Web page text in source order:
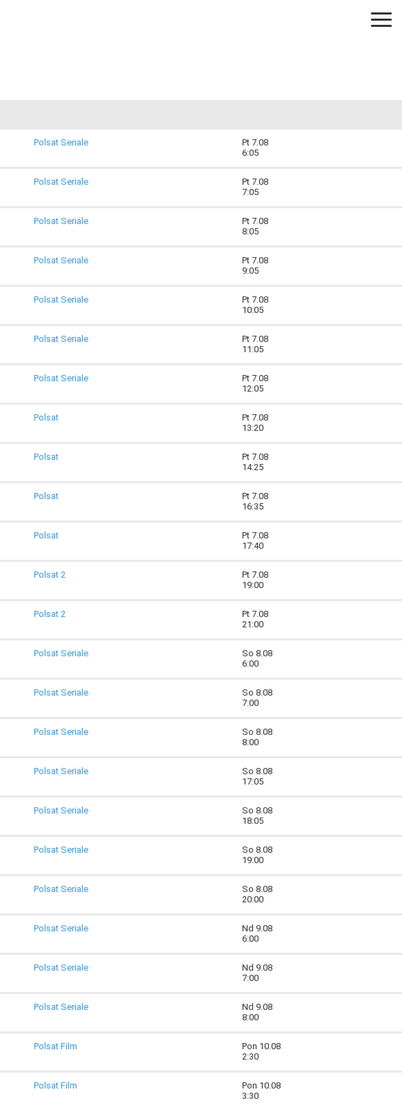
Polsat Seriale
Pt 7.08
6:05
Polsat Seriale
Pt 7.08
7:05
Polsat Seriale
Pt 7.08
8:05
Polsat Seriale
Pt 7.08
9:05
Polsat Seriale
Pt 7.08
10:05
Polsat Seriale
Pt 7.08
11:05
Polsat Seriale
Pt 7.08
12:05
Polsat
Pt 7.08
13:20
Polsat
Pt 7.08
14:25
Polsat
Pt 7.08
16:35
Polsat
Pt 7.08
17:40
Polsat 2
Pt 7.08
19:00
Polsat 2
Pt 7.08
21:00
Polsat Seriale
So 8.08
6:00
Polsat Seriale
So 8.08
7:00
Polsat Seriale
So 8.08
8:00
Polsat Seriale
So 8.08
17:05
Polsat Seriale
So 8.08
18:05
Polsat Seriale
So 8.08
19:00
Polsat Seriale
So 8.08
20:00
Polsat Seriale
Nd 9.08
6:00
Polsat Seriale
Nd 9.08
7:00
Polsat Seriale
Nd 9.08
8:00
Polsat Film
Pon 10.08
2:30
Polsat Film
Pon 10.08
3:30